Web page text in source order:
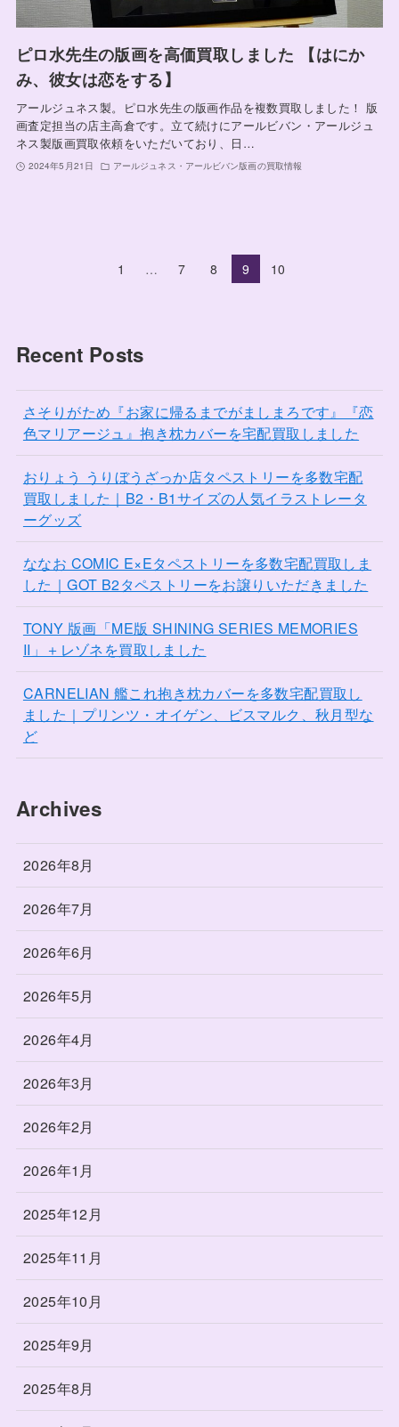
ピロ水先生の版画を高価買取しました 【はにか
み、彼女は恋をする】
アールジュネス製。ピロ水先生の版画作品を複数買取しました！ 版
画査定担当の店主高倉です。立て続けにアールビバン・アールジュ
ネス製版画買取依頼をいただいており、日…
2024年5月21日 アールジュネス・アールビバン版画の買取情報
1 … 7 8 9 10
Recent Posts
さそりがため『お家に帰るまでがましまろです』『恋
色マリアージュ』抱き枕カバーを宅配買取しました
おりょう うりぼうざっか店タペストリーを多数宅配
買取しました｜B2・B1サイズの人気イラストレータ
ーグッズ
ななお COMIC E×Eタペストリーを多数宅配買取しま
した｜GOT B2タペストリーをお譲りいただきました
TONY 版画「ME版 SHINING SERIES MEMORIES
II」＋レゾネを買取しました
CARNELIAN 艦これ抱き枕カバーを多数宅配買取し
ました｜プリンツ・オイゲン、ビスマルク、秋月型な
ど
Archives
2026年8月
2026年7月
2026年6月
2026年5月
2026年4月
2026年3月
2026年2月
2026年1月
2025年12月
2025年11月
2025年10月
2025年9月
2025年8月